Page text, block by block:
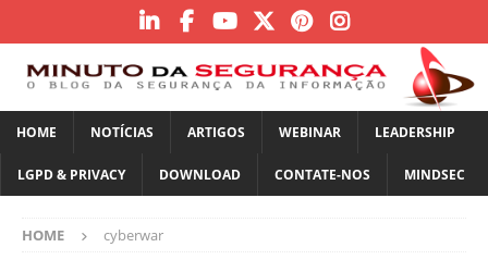
HOME NOTÍCIAS ARTIGOS WEBINAR LEADERSHIP
LGPD & PRIVACY DOWNLOAD CONTATE-NOS MINDSEC
HOME cyberwar